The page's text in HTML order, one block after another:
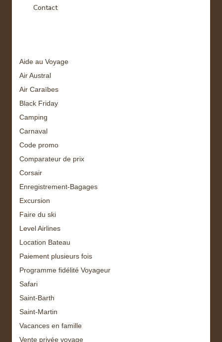
Contact
Aide au Voyage
Air Austral
Air Caraïbes
Black Friday
Camping
Carnaval
Code promo
Comparateur de prix
Corsair
Enregistrement-Bagages
Excursion
Faire du ski
Level Airlines
Location Bateau
Paiement plusieurs fois
Programme fidélité Voyageur
Safari
Saint-Barth
Saint-Martin
Vacances en famille
Vente privée voyage